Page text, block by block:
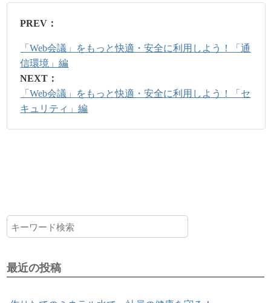
PREV：
「Web会議」をもっと快適・安全に利用しよう！「通
信環境」編
NEXT：
「Web会議」をもっと快適・安全に利用しよう！「セ
キュリティ」編
最近の投稿